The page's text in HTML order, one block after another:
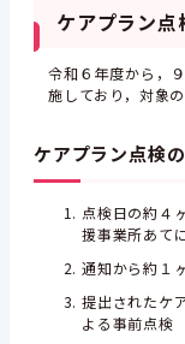
ケアプラン点
令和６年度から，
施しており，対象
ケアプラン点検
点検日の約４
援事業所あて
通知から約１
提出されたケ
よる事前点検